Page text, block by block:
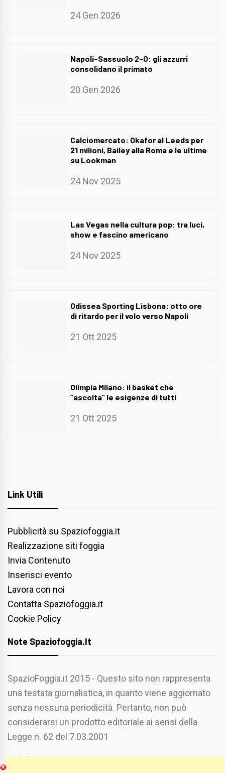
24 Gen 2026
Napoli-Sassuolo 2-0: gli azzurri
consolidano il primato
20 Gen 2026
Calciomercato: Okafor al Leeds per
21 milioni, Bailey alla Roma e le ultime
su Lookman
24 Nov 2025
Las Vegas nella cultura pop: tra luci,
show e fascino americano
24 Nov 2025
Odissea Sporting Lisbona: otto ore
di ritardo per il volo verso Napoli
21 Ott 2025
Olimpia Milano: il basket che
“ascolta” le esigenze di tutti
21 Ott 2025
Link Utili
Pubblicità su Spaziofoggia.it
Realizzazione siti foggia
Invia Contenuto
Inserisci evento
Lavora con noi
Contatta Spaziofoggia.it
Cookie Policy
Note Spaziofoggia.it
SpazioFoggia.it 2015 - Questo sito non rappresenta
una testata giornalistica, in quanto viene aggiornato
senza nessuna periodicità. Pertanto, non può
considerarsi un prodotto editoriale ai sensi della
Legge n. 62 del 7.03.2001
Chi Siamo